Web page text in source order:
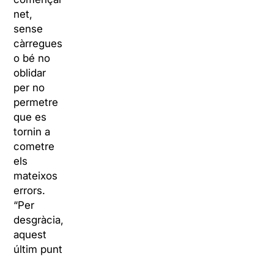
net,
sense
càrregues
o bé no
oblidar
per no
permetre
que es
tornin a
cometre
els
mateixos
errors.
“Per
desgràcia,
aquest
últim punt